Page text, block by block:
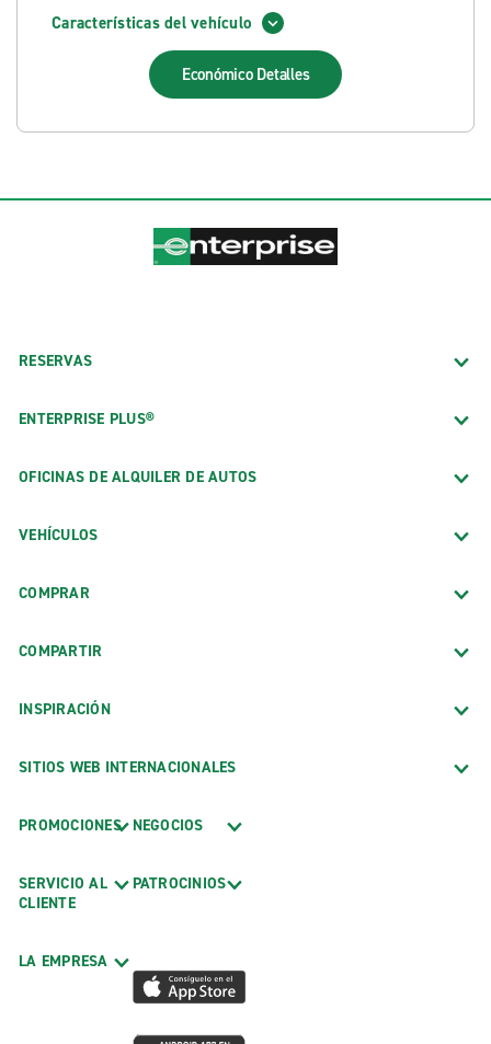
Características del vehículo
Económico Detalles
RESERVAS
ENTERPRISE PLUS®
OFICINAS DE ALQUILER DE AUTOS
VEHÍCULOS
COMPRAR
COMPARTIR
INSPIRACIÓN
SITIOS WEB INTERNACIONALES
PROMOCIONES
SERVICIO AL
CLIENTE
LA EMPRESA
NEGOCIOS
PATROCINIOS